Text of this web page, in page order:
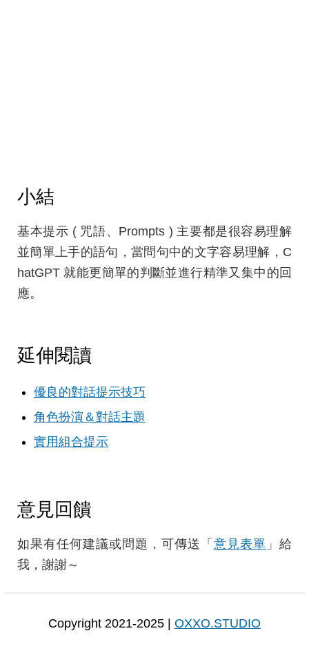
小結
基本提示 ( 咒語、Prompts ) 主要都是很容易理解
並簡單上手的語句，當問句中的文字容易理解，C
hatGPT 就能更簡單的判斷並進行精準又集中的回
應。
延伸閱讀
優良的對話提示技巧
角色扮演＆對話主題
實用組合提示
意見回饋
如果有任何建議或問題，可傳送「 意見表單 」給
我，謝謝～
Copyright 2021-2025 | OXXO.STUDIO